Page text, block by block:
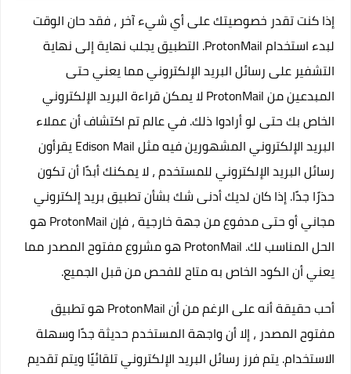
إذا كنت تقدر خصوصيتك على أي شيء آخر ، فقد حان الوقت
لبدء استخدام ProtonMail. التطبيق يجلب نهاية إلى نهاية
التشفير على رسائل البريد الإلكتروني مما يعني حتى
المبدعين من ProtonMail لا يمكن قراءة البريد الإلكتروني
الخاص بك حتى لو أرادوا ذلك. في عالم تم اكتشاف أن عملاء
البريد الإلكتروني المشهورين فيه مثل Edison Mail يقرأون
رسائل البريد الإلكتروني للمستخدم ، لا يمكنك أبدًا أن تكون
حذرًا جدًا. إذا كان لديك أدنى شك بشأن تطبيق بريد إلكتروني
مجاني أو حتى مدفوع من جهة خارجية ، فإن ProtonMail هو
الحل المناسب لك. ProtonMail هو مشروع مفتوح المصدر مما
يعني أن الكود الخاص به متاح للفحص من قبل الجميع.
أحب حقيقة أنه على الرغم من أن ProtonMail هو تطبيق
مفتوح المصدر ، إلا أن واجهة المستخدم حديثة جدًا وسهلة
الاستخدام. يتم فرز رسائل البريد الإلكتروني تلقائيًا ويتم تقديم